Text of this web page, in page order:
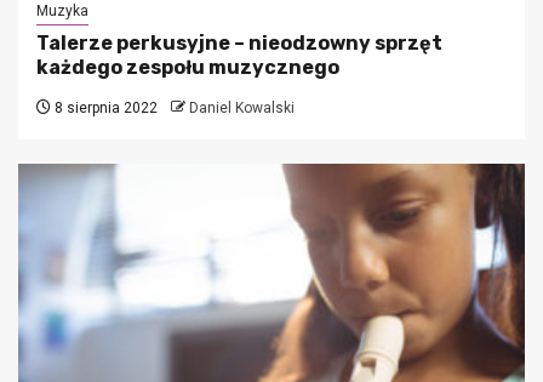
Muzyka
Talerze perkusyjne – nieodzowny sprzęt
każdego zespołu muzycznego
8 sierpnia 2022 Daniel Kowalski